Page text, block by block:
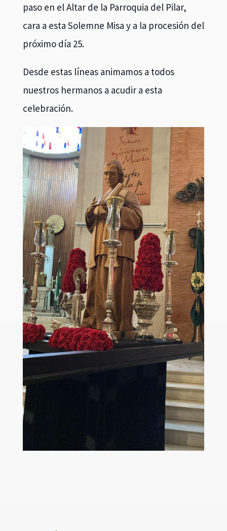
paso en el Altar de la Parroquia del Pilar,
cara a esta Solemne Misa y a la procesión del
próximo día 25.
Desde estas líneas animamos a todos
nuestros hermanos a acudir a esta
celebración.